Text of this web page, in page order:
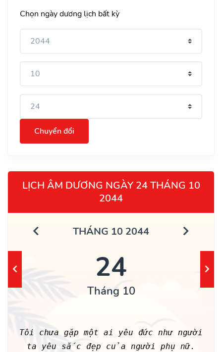
Chọn ngày dương lịch bất kỳ
Chuyển đổi
LỊCH ÂM DƯƠNG NGÀY 24 THÁNG 10
2044
THÁNG 10 2044
24
Tháng 10
Tôi chưa gặp một ai yêu đức như người
ta yêu sắc đẹp của người phụ nữ.